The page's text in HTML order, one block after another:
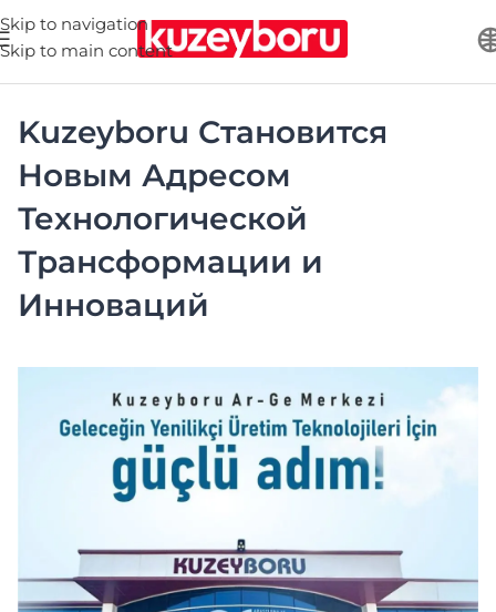
Skip to navigation
Skip to main content
Kuzeyboru Становится
Новым Адресом
Технологической
Трансформации и
Инноваций